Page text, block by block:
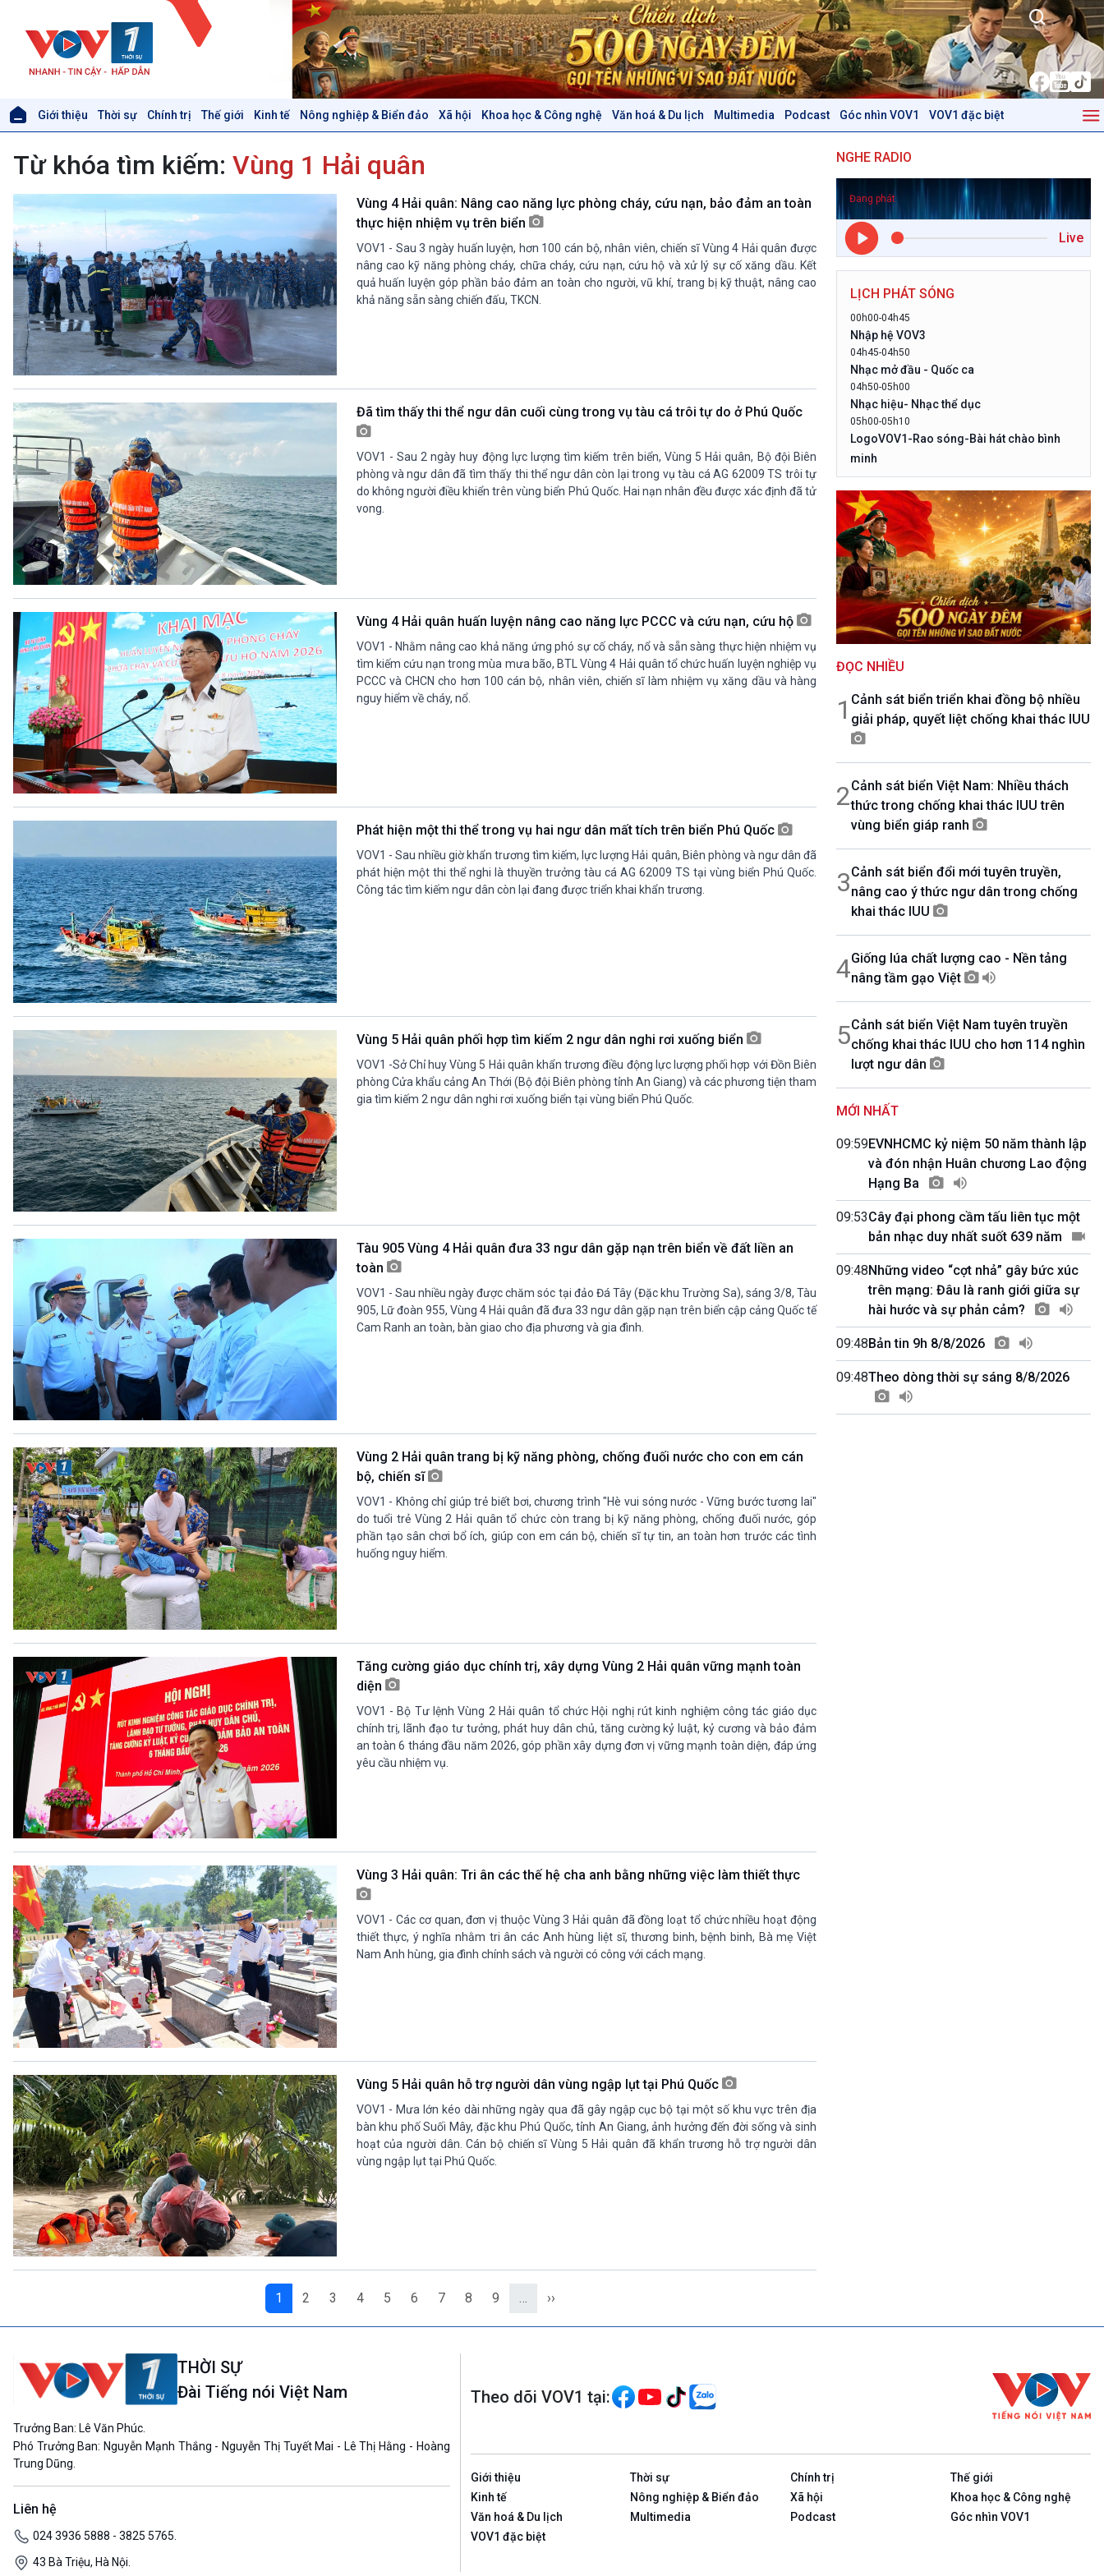
Giới thiệu Thời sự Chính trị Thế giới Kinh tế Nông nghiệp & Biển đảo Xã hội Khoa học & Công nghệ Văn hoá & Du lịch Multimedia Podcast Góc nhìn VOV1 VOV1 đặc biệt
Thời sự 6h
Thời sự 21h30
Bản tin
Chuyên mục
Theo dòng Thời sự
Tin Chính trị
Quốc hội với cử tri
Xây dựng đảng
Đảng trong cuộc sống
Nhận diện sự thật
Pháp luật và đời sống
Hồ sơ sự kiện quốc tế
Biên cương - Một dải vững
bền
Trước giờ mở cửa
Dòng chảy Kinh tế
Sức sống hàng Việt
Khởi nghiệp
Tuyên chiến với gian lận
thương mại
đảo
Mùa vàng
Biển đảo Việt Nam
Tâm tình biên giới và hải
đảo
Tìm hiểu biển, đảo Việt
Nam
Xã hội
Tin Đời sống & Xã hội
360 độ Sức khỏe
Tài nguyên và Môi trường
Chuyên gia của bạn
Xã hội chuyển động
Bước chân đến trường
Khoa học & Công nghệ
Tin Khoa học & Công nghệ
Kết nối công nghệ
E-Magazine
10 phút Sự kiện - Luận bàn
Câu chuyện thời sự
Dòng chảy sự kiện
Đối thoại
Chuyện đêm
VOV1 đặc biệt
Thanh âm ký sự
Chân dung cuộc sống
Các chương trình đặc biệt
Từ khóa tìm kiếm: Vùng 1 Hải quân
Vùng 4 Hải quân: Nâng cao năng lực phòng cháy, cứu nạn, bảo đảm an toàn
thực hiện nhiệm vụ trên biển
VOV1 - Sau 3 ngày huấn luyện, hơn 100 cán bộ, nhân viên, chiến sĩ Vùng 4 Hải quân được
nâng cao kỹ năng phòng cháy, chữa cháy, cứu nạn, cứu hộ và xử lý sự cố xăng dầu. Kết
quả huấn luyện góp phần bảo đảm an toàn cho người, vũ khí, trang bị kỹ thuật, nâng cao
khả năng sẵn sàng chiến đấu, TKCN.
Đã tìm thấy thi thể ngư dân cuối cùng trong vụ tàu cá trôi tự do ở Phú Quốc
VOV1 - Sau 2 ngày huy động lực lượng tìm kiếm trên biển, Vùng 5 Hải quân, Bộ đội Biên
phòng và ngư dân đã tìm thấy thi thể ngư dân còn lại trong vụ tàu cá AG 62009 TS trôi tự
do không người điều khiển trên vùng biển Phú Quốc. Hai nạn nhân đều được xác định đã tử
vong.
Vùng 4 Hải quân huấn luyện nâng cao năng lực PCCC và cứu nạn, cứu hộ
VOV1 - Nhằm nâng cao khả năng ứng phó sự cố cháy, nổ và sẵn sàng thực hiện nhiệm vụ
tìm kiếm cứu nạn trong mùa mưa bão, BTL Vùng 4 Hải quân tổ chức huấn luyện nghiệp vụ
PCCC và CHCN cho hơn 100 cán bộ, nhân viên, chiến sĩ làm nhiệm vụ xăng dầu và hàng
nguy hiểm về cháy, nổ.
Phát hiện một thi thể trong vụ hai ngư dân mất tích trên biển Phú Quốc
VOV1 - Sau nhiều giờ khẩn trương tìm kiếm, lực lượng Hải quân, Biên phòng và ngư dân đã
phát hiện một thi thể nghi là thuyền trưởng tàu cá AG 62009 TS tại vùng biển Phú Quốc.
Công tác tìm kiếm ngư dân còn lại đang được triển khai khẩn trương.
Vùng 5 Hải quân phối hợp tìm kiếm 2 ngư dân nghi rơi xuống biển
VOV1 -Sở Chỉ huy Vùng 5 Hải quân khẩn trương điều động lực lượng phối hợp với Đồn Biên
phòng Cửa khẩu cảng An Thới (Bộ đội Biên phòng tỉnh An Giang) và các phương tiện tham
gia tìm kiếm 2 ngư dân nghi rơi xuống biển tại vùng biển Phú Quốc.
Tàu 905 Vùng 4 Hải quân đưa 33 ngư dân gặp nạn trên biển về đất liền an
toàn
VOV1 - Sau nhiều ngày được chăm sóc tại đảo Đá Tây (Đặc khu Trường Sa), sáng 3/8, Tàu
905, Lữ đoàn 955, Vùng 4 Hải quân đã đưa 33 ngư dân gặp nạn trên biển cập cảng Quốc tế
Cam Ranh an toàn, bàn giao cho địa phương và gia đình.
Vùng 2 Hải quân trang bị kỹ năng phòng, chống đuối nước cho con em cán
bộ, chiến sĩ
VOV1 - Không chỉ giúp trẻ biết bơi, chương trình "Hè vui sóng nước - Vững bước tương lai"
do tuổi trẻ Vùng 2 Hải quân tổ chức còn trang bị kỹ năng phòng, chống đuối nước, góp
phần tạo sân chơi bổ ích, giúp con em cán bộ, chiến sĩ tự tin, an toàn hơn trước các tình
huống nguy hiểm.
Tăng cường giáo dục chính trị, xây dựng Vùng 2 Hải quân vững mạnh toàn
diện
VOV1 - Bộ Tư lệnh Vùng 2 Hải quân tổ chức Hội nghị rút kinh nghiệm công tác giáo dục
chính trị, lãnh đạo tư tưởng, phát huy dân chủ, tăng cường kỷ luật, kỷ cương và bảo đảm
an toàn 6 tháng đầu năm 2026, góp phần xây dựng đơn vị vững mạnh toàn diện, đáp ứng
yêu cầu nhiệm vụ.
Vùng 3 Hải quân: Tri ân các thế hệ cha anh bằng những việc làm thiết thực
VOV1 - Các cơ quan, đơn vị thuộc Vùng 3 Hải quân đã đồng loạt tổ chức nhiều hoạt động
thiết thực, ý nghĩa nhằm tri ân các Anh hùng liệt sĩ, thương binh, bệnh binh, Bà mẹ Việt
Nam Anh hùng, gia đình chính sách và người có công với cách mạng.
Vùng 5 Hải quân hỗ trợ người dân vùng ngập lụt tại Phú Quốc
VOV1 - Mưa lớn kéo dài những ngày qua đã gây ngập cục bộ tại một số khu vực trên địa
bàn khu phố Suối Mây, đặc khu Phú Quốc, tỉnh An Giang, ảnh hưởng đến đời sống và sinh
hoạt của người dân. Cán bộ chiến sĩ Vùng 5 Hải quân đã khẩn trương hỗ trợ người dân
vùng ngập lụt tại Phú Quốc.
1 2 3 4 5 6 7 8 9 … ››
NGHE RADIO
Đang phát
Live
LỊCH PHÁT SÓNG
00h00-04h45
Nhập hệ VOV3
04h45-04h50
Nhạc mở đầu - Quốc ca
04h50-05h00
Nhạc hiệu- Nhạc thể dục
05h00-05h10
LogoVOV1-Rao sóng-Bài hát chào bình
minh
05h10-05h20
Bản tin đầu ngày-Thời tiết
05h20-05h50
Mùa vàng (Chuyên đề cuối tuần)
05h50-05h59
Quảng cáo
05h59-06h00
Nhạc Top- Báo giờ
06h00-06h28
Thời sự sáng (trực tiếp)
Quảng cáo
Quân đội nhân dân
07h00-08h30
Theo dòng thời sự
08h55-09h00
Chương trình đệm
09h00-10h00
Chuyên gia của bạn (Phát lại thứ Tư)
10h30-11h00
Vì an ninh Tổ quốc
11h05-11h10
Quảng cáo
11h25-11h30
Chương trình đệm
11h30-11h35
Kết nối 54 (phát lại Thứ Tư)
Quảng cáo
11h59-12h00
Báo giờ
12h00-12h57
Thời sự trưa (trực tiếp)
12h57-13h00
Quảng cáo
13h00-13h30
Câu lạc bộ Âm nhạc
13h30-13h45
Sống chung với biến đổi khí hậu (Phát lại
Thứ Năm)
13h45-14h00
Người Việt ở nước ngoài với quê hương
14h00-15h00
23h15-23h25
ĐỌC NHIỀU
1 Cảnh sát biển triển khai đồng bộ nhiều
giải pháp, quyết liệt chống khai thác IUU
2Cảnh sát biển Việt Nam: Nhiều thách
thức trong chống khai thác IUU trên
vùng biển giáp ranh
3Cảnh sát biển đổi mới tuyên truyền,
nâng cao ý thức ngư dân trong chống
khai thác IUU
4Giống lúa chất lượng cao - Nền tảng
nâng tầm gạo Việt
5Cảnh sát biển Việt Nam tuyên truyền
chống khai thác IUU cho hơn 114 nghìn
lượt ngư dân
MỚI NHẤT
09:59EVNHCMC kỷ niệm 50 năm thành lập
và đón nhận Huân chương Lao động
Hạng Ba
09:53Cây đại phong cầm tấu liên tục một
bản nhạc duy nhất suốt 639 năm
09:48Những video “cợt nhả” gây bức xúc
trên mạng: Đâu là ranh giới giữa sự
hài hước và sự phản cảm?
09:48Bản tin 9h 8/8/2026
09:48Theo dòng thời sự sáng 8/8/2026
THỜI SỰ
Đài Tiếng nói Việt Nam
Trưởng Ban: Lê Văn Phúc.
Phó Trưởng Ban: Nguyễn Mạnh Thắng - Nguyễn Thị Tuyết Mai - Lê Thị Hằng - Hoàng
Trung Dũng.
Liên hệ
024 3936 5888 - 3825 5765.
43 Bà Triệu, Hà Nội.
Theo dõi VOV1 tại:
Giới thiệu Thời sự Chính trị
Thế giới
Kinh tế
Nông nghiệp & Biển đảo Xã hội
Khoa học & Công nghệ
Văn hoá & Du lịch
Multimedia Podcast
Góc nhìn VOV1
VOV1 đặc biệt